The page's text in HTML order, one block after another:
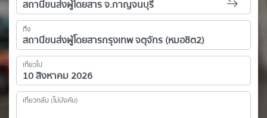
ถึง
เที่ยวไป
เที่ยวกลับ (ไม่บังคับ)